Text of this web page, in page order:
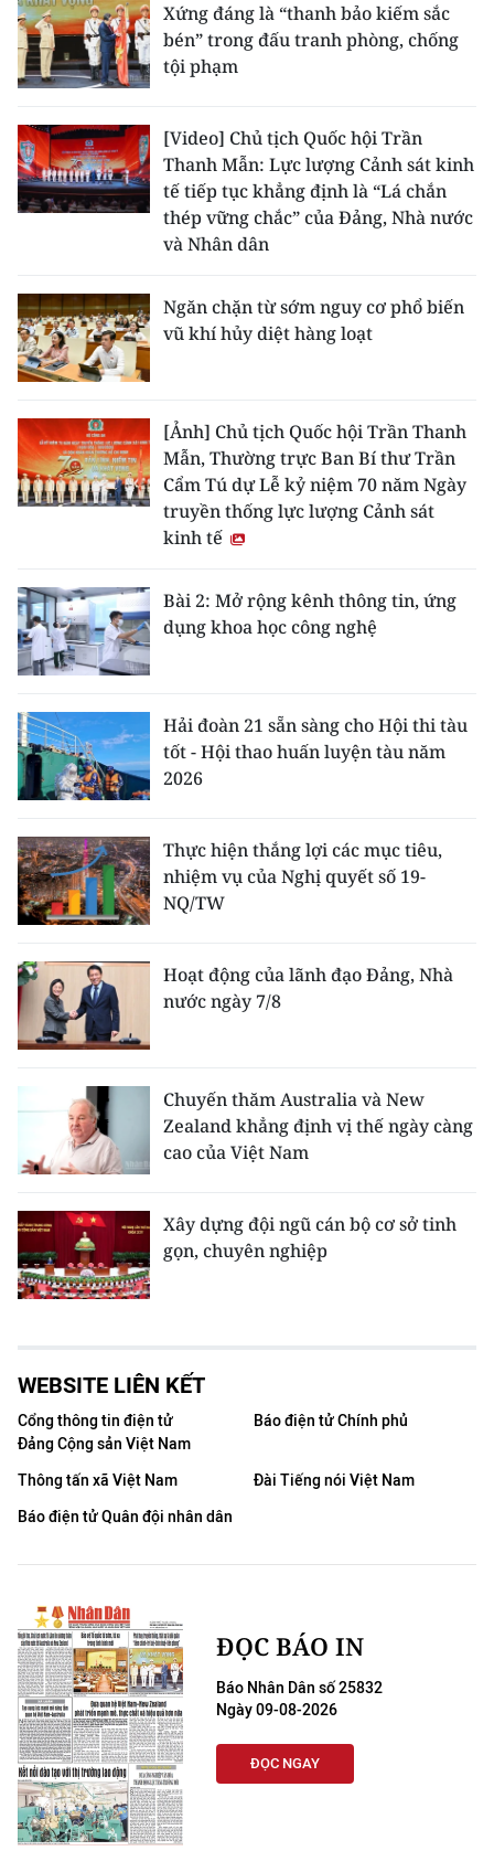
Xứng đáng là “thanh bảo kiếm sắc
bén” trong đấu tranh phòng, chống
tội phạm
[Video] Chủ tịch Quốc hội Trần
Thanh Mẫn: Lực lượng Cảnh sát kinh
tế tiếp tục khẳng định là “Lá chắn
thép vững chắc” của Đảng, Nhà nước
và Nhân dân
Ngăn chặn từ sớm nguy cơ phổ biến
vũ khí hủy diệt hàng loạt
[Ảnh] Chủ tịch Quốc hội Trần Thanh
Mẫn, Thường trực Ban Bí thư Trần
Cẩm Tú dự Lễ kỷ niệm 70 năm Ngày
truyền thống lực lượng Cảnh sát
kinh tế
Bài 2: Mở rộng kênh thông tin, ứng
dụng khoa học công nghệ
Hải đoàn 21 sẵn sàng cho Hội thi tàu
tốt - Hội thao huấn luyện tàu năm
2026
Thực hiện thắng lợi các mục tiêu,
nhiệm vụ của Nghị quyết số 19-
NQ/TW
Hoạt động của lãnh đạo Đảng, Nhà
nước ngày 7/8
Chuyến thăm Australia và New
Zealand khẳng định vị thế ngày càng
cao của Việt Nam
Xây dựng đội ngũ cán bộ cơ sở tinh
gọn, chuyên nghiệp
WEBSITE LIÊN KẾT
Cổng thông tin điện tử
Đảng Cộng sản Việt Nam
Báo điện tử Chính phủ
Thông tấn xã Việt Nam
Đài Tiếng nói Việt Nam
Báo điện tử Quân đội nhân dân
ĐỌC BÁO IN
Báo Nhân Dân số 25832
Ngày 09-08-2026
ĐỌC NGAY